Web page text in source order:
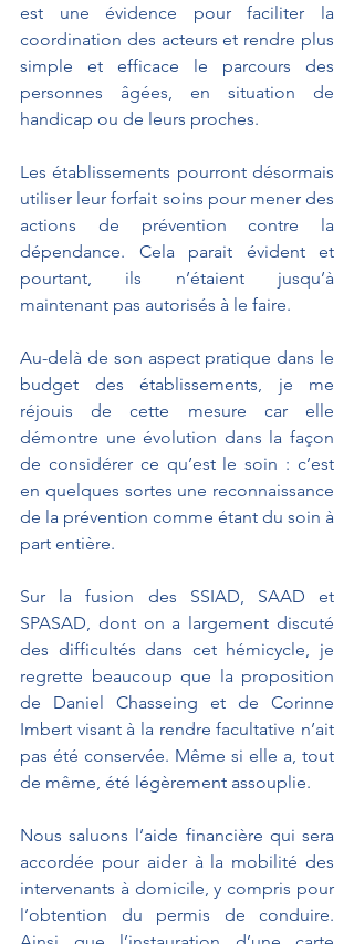
est une évidence pour faciliter la
coordination des acteurs et rendre plus
simple et efficace le parcours des
personnes âgées, en situation de
handicap ou de leurs proches.
Les établissements pourront désormais
utiliser leur forfait soins pour mener des
actions de prévention contre la
dépendance. Cela parait évident et
pourtant, ils n’étaient jusqu’à
maintenant pas autorisés à le faire.
Au-delà de son aspect pratique dans le
budget des établissements, je me
réjouis de cette mesure car elle
démontre une évolution dans la façon
de considérer ce qu’est le soin : c’est
en quelques sortes une reconnaissance
de la prévention comme étant du soin à
part entière.
Sur la fusion des SSIAD, SAAD et
SPASAD, dont on a largement discuté
des difficultés dans cet hémicycle, je
regrette beaucoup que la proposition
de Daniel Chasseing et de Corinne
Imbert visant à la rendre facultative n’ait
pas été conservée. Même si elle a, tout
de même, été légèrement assouplie.
Nous saluons l’aide financière qui sera
accordée pour aider à la mobilité des
intervenants à domicile, y compris pour
l’obtention du permis de conduire.